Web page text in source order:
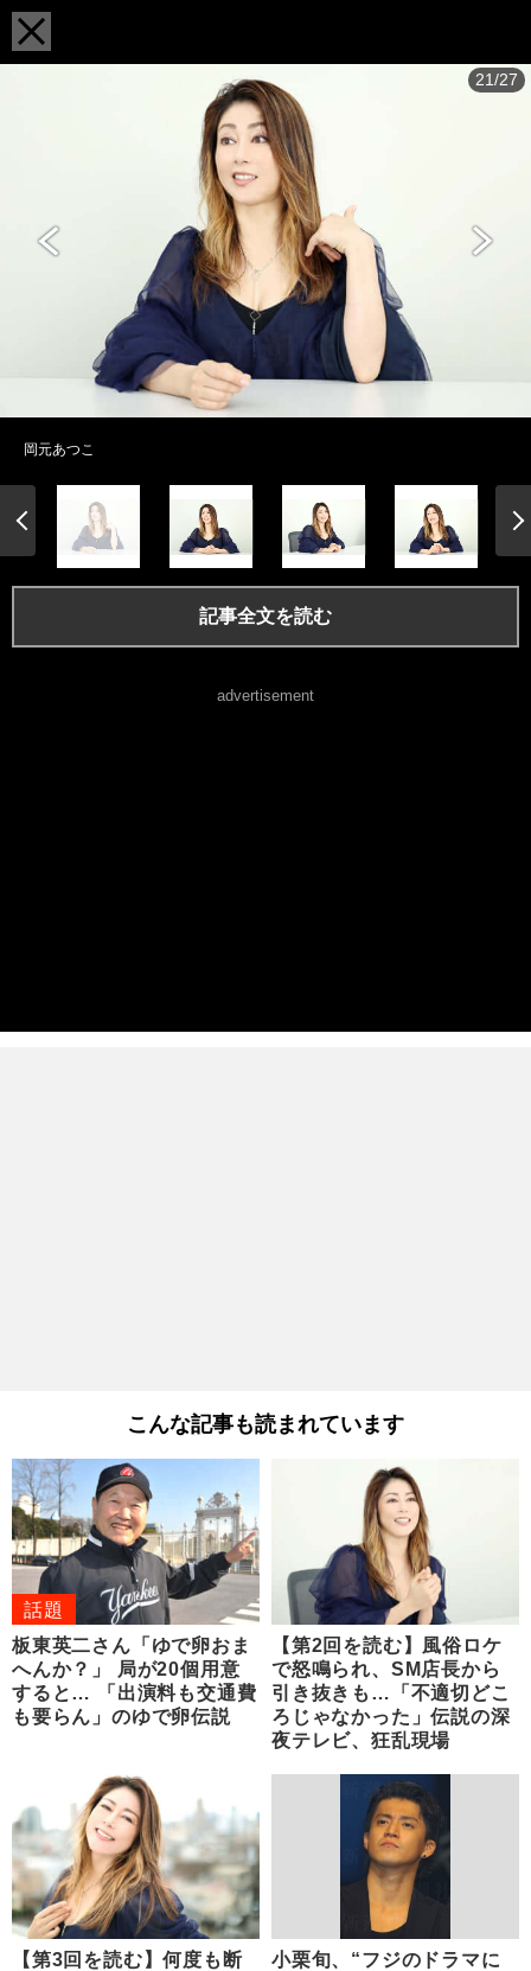
21/27
岡元あつこ
記事全文を読む
advertisement
こんな記事も読まれています
話題
板東英二さん「ゆで卵おま
へんか？」 局が20個用意
すると… 「出演料も交通費
も要らん」のゆで卵伝説
【第2回を読む】風俗ロケ
で怒鳴られ、SM店長から
引き抜きも…「不適切どこ
ろじゃなかった」伝説の深
夜テレビ、狂乱現場
【第3回を読む】何度も断
小栗旬、“フジのドラマに